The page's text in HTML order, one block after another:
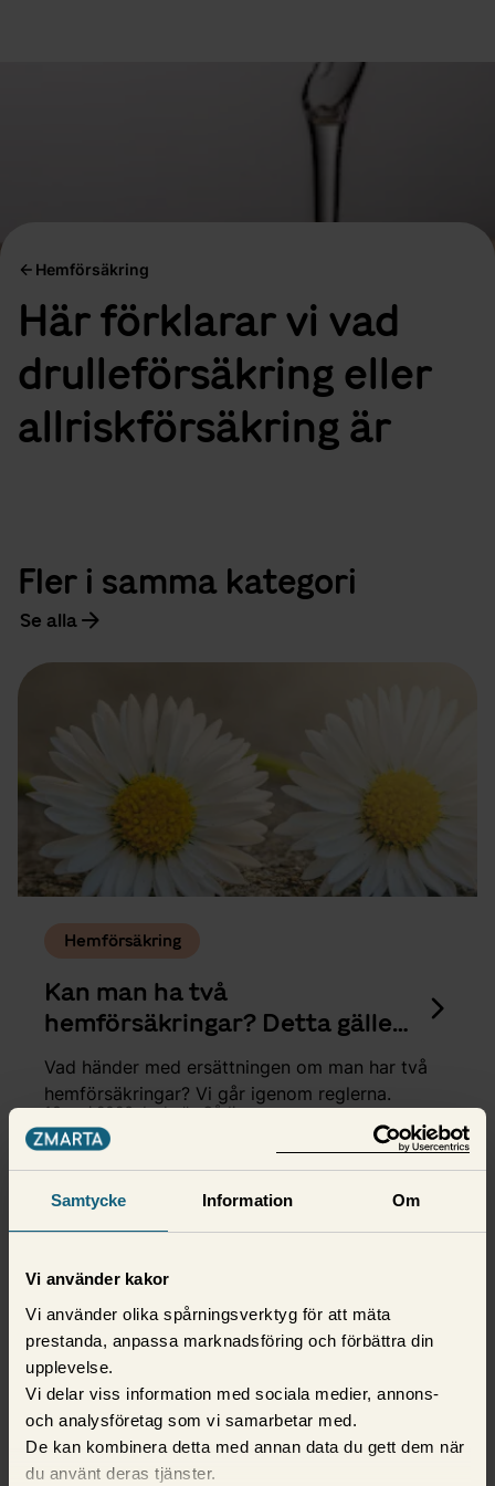
Samtycke Information Om
Vi använder kakor
Vi använder olika spårningsverktyg för att mäta
prestanda, anpassa marknadsföring och förbättra din
upplevelse.
Vi delar viss information med sociala medier, annons-
och analysföretag som vi samarbetar med.
De kan kombinera detta med annan data du gett dem när
du använt deras tjänster.
Hemförsäkring
Här förklarar vi vad
drulleförsäkring eller
allriskförsäkring är
Fler i samma kategori
Se alla
Hemförsäkring
Kan man ha två
hemförsäkringar? Detta gäller
vid dubbelförsäkring
Vad händer med ersättningen om man har två
hemförsäkringar? Vi går igenom reglerna.
13 maj 2026,Isabelle Gådin
Hemförsäkring